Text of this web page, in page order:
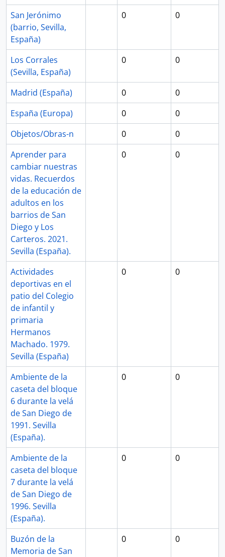
San Jerónimo
(barrio, Sevilla,
España)
0 0
Los Corrales
(Sevilla, España)
0 0
Madrid (España) 0
0
España (Europa)
0
0
Objetos/Obras-n
0
0
Aprender para
cambiar nuestras
vidas. Recuerdos
de la educación de
adultos en los
barrios de San
Diego y Los
Carteros. 2021.
Sevilla (España).
0 0
Actividades
deportivas en el
patio del Colegio
de infantil y
primaria
Hermanos
Machado. 1979.
Sevilla (España)
0 0
Ambiente de la
caseta del bloque
6 durante la velá
de San Diego de
1991. Sevilla
(España).
0 0
Ambiente de la
caseta del bloque
7 durante la velá
de San Diego de
1996. Sevilla
(España).
0 0
Buzón de la
Memoria de San
0 0